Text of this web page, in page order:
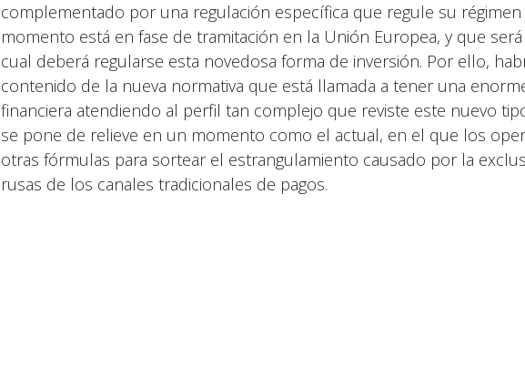
complementado por una regulación específica que regule su
momento está en fase de tramitación en la Unión Europea, y que
cual deberá regularse esta novedosa forma de inversión. Por ello,
contenido de la nueva normativa que está llamada a tener una
financiera atendiendo al perfil tan complejo que reviste este nuevo
se pone de relieve en un momento como el actual, en el que los
otras fórmulas para sortear el estrangulamiento causado por la
rusas de los canales tradicionales de pagos.